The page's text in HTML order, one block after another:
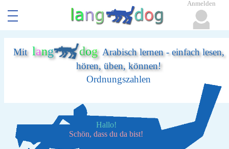
Mit lang dogArabisch lernen - einfach lesen,
hören, üben, können!
Ordnungszahlen
Hallo!
Schön, dass du da bist!
Anmelden